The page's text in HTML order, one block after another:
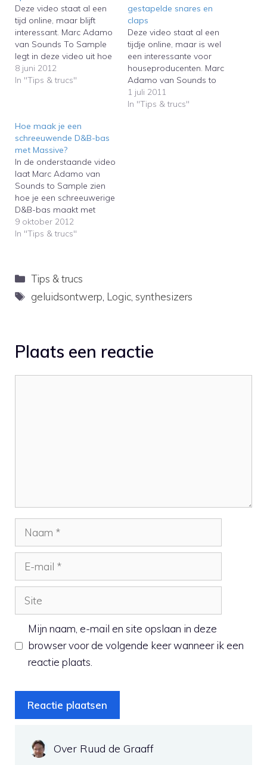
Deze video staat al een
tijd online, maar blijft
interessant. Marc Adamo
van Sounds To Sample
legt in deze video uit hoe
je danceproducties
spannender maakt met
long, but is still interesting.
Sounds To Sample's
Marc Adamo explains
how to make…
8 juni 2012
In "Tips & trucs"
gestapelde snares en
claps
Deze video staat al een
tijdje online, maar is wel
een interessante voor
houseproducenten. Marc
Adamo van Sounds to
Sample laat in de
onderstaande video zien
1 juli 2011
In "Tips & trucs"
Hoe maak je een
schreeuwende D&B-bas
met Massive?
In de onderstaande video
laat Marc Adamo van
Sounds to Sample zien
hoe je een schreeuwerige
D&B-bas maakt met
Massive.Sounds to
Sample's Marc Adamo
Massive.
9 oktober 2012
In "Tips & trucs"
Categorieën
Tips & trucs
Tags
geluidsontwerp, Logic,synthesizers
Plaats een reactie
Naam
mail
Site
Mijn naam, e-mail en site opslaan in deze
browser voor de volgende keer wanneer ik een
reactie plaats.
Over Ruud de Graaff